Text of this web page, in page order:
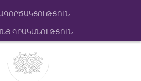
ԳՐԱԿԱՆՈՒԹՅՈՒՆ